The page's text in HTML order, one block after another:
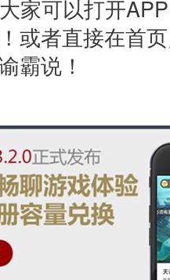
大家可以打开
或者直接在首
霸说！